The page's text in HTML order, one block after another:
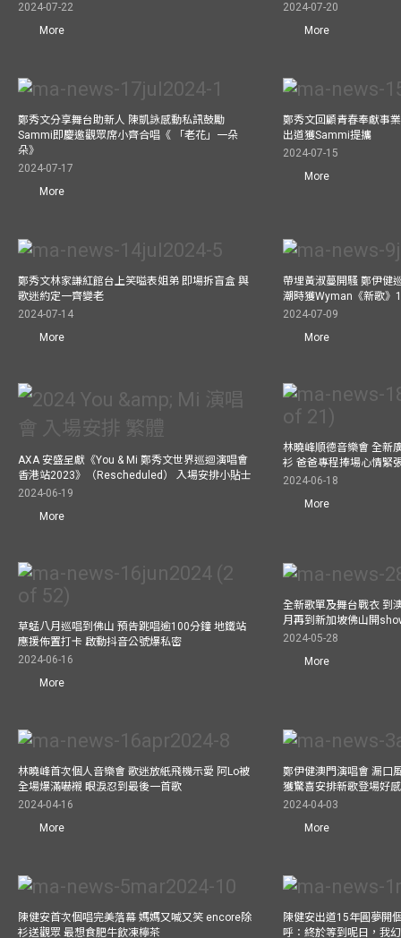
2024-07-22
More
2024-07-20
More
鄭秀文分享舞台助新人 陳凱詠感動私訊鼓勵
Sammi即慶邀觀眾席小齊合唱《 「老花」一朵
朵》
2024-07-17
More
鄭秀文回顧青春奉獻事
出道獲Sammi提攜
2024-07-15
More
鄭秀文林家謙紅館台上笑嗌表姐弟 即場拆盲盒 與
歌迷約定一齊變老
2024-07-14
More
帶埋黃淑蔓開騷 鄭伊健
潮時獲Wyman《新歌》
2024-07-09
More
AXA 安盛呈獻《You & Mi 鄭秀文世界巡迴演唱會
香港站2023》（Rescheduled） 入場安排小貼士
2024-06-19
More
林曉峰順德音樂會 全新
衫 爸爸專程捧場心情緊
2024-06-18
More
草蜢八月巡唱到佛山 預告跳唱逾100分鐘 地鐵站
應援佈置打卡 啟動抖音公號爆私密
2024-06-16
More
全新歌單及舞台戰衣 到
月再到新加坡佛山開
2024-05-28
More
林曉峰首次個人音樂會 歌迷放紙飛機示愛 阿Lo被
全場爆滿嚇襯 眼淚忍到最後一首歌
2024-04-16
More
鄭伊健澳門演唱會 漏口
獲驚喜安排新歌登場好
2024-04-03
More
陳健安首次個唱完美落幕 媽媽又喊又笑 encore除
衫送觀眾 最想食肥牛飲凍檸茶
陳健安出道15年圓夢開
呼：終於等到呢日，我